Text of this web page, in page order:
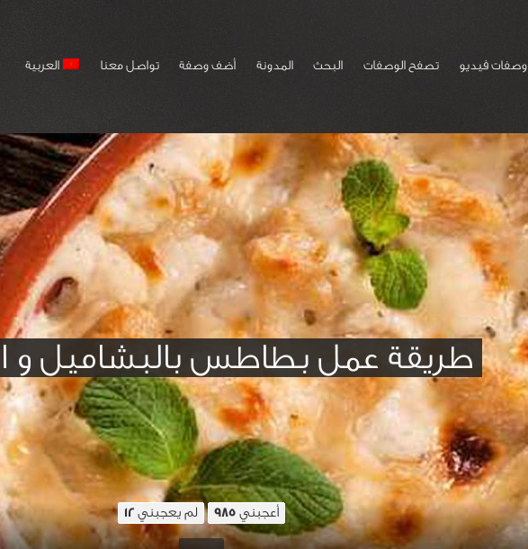
وصفات فيديو تصفح الوصفات البحث المدونة أضف وصفة تواصل معنا العربية
طريقة عمل بطاطس بالبشاميل و
أعجبني 985 لم يعجبني 12